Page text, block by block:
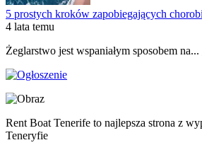
5 prostych kroków zapobiegających
4 lata temu
Żeglarstwo jest wspaniałym sposobem na...
Rent Boat Tenerife to najlepsza strona z
Teneryfie